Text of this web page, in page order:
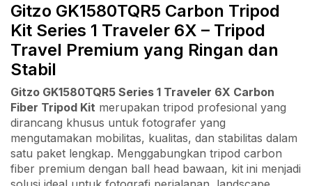
Gitzo GK1580TQR5 Carbon Tripod
Kit Series 1 Traveler 6X – Tripod
Travel Premium yang Ringan dan
Stabil
Gitzo GK1580TQR5 Series 1 Traveler 6X Carbon
Fiber Tripod Kit merupakan tripod profesional yang
dirancang khusus untuk fotografer yang
mengutamakan mobilitas, kualitas, dan stabilitas dalam
satu paket lengkap. Menggabungkan tripod carbon
fiber premium dengan ball head bawaan, kit ini menjadi